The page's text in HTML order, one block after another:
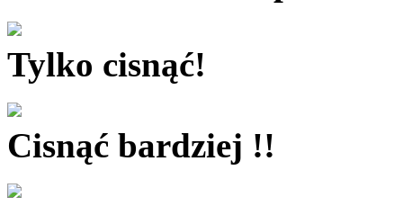
Tylko cisnąć!
Cisnąć bardziej !!